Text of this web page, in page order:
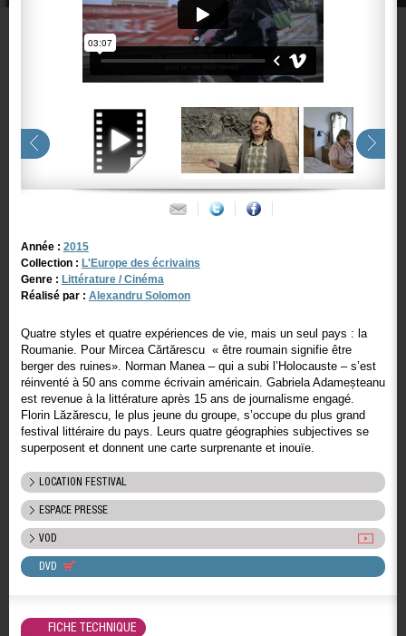
Année : 2015
Collection : L'Europe des écrivains
Genre : Littérature / Cinéma
Réalisé par : Alexandru Solomon
Quatre styles et quatre expériences de vie, mais un seul pays : la
Roumanie. Pour Mircea Cărtărescu « être roumain signifie être
berger des ruines». Norman Manea – qui a subi l’Holocauste – s’est
réinventé à 50 ans comme écrivain américain. Gabriela Adameșteanu
est revenue à la littérature après 15 ans de journalisme engagé.
Florin Lăzărescu, le plus jeune du groupe, s’occupe du plus grand
festival littéraire du pays. Leurs quatre géographies subjectives se
superposent et donnent une carte surprenante et inouïe.
LOCATION FESTIVAL
ESPACE PRESSE
VOD
DVD
FICHE TECHNIQUE